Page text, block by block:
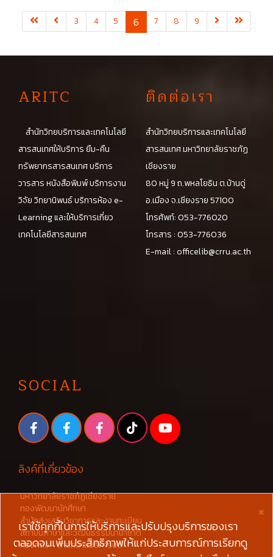
3 4 5 6 (current)
7 8 9
ARITC
สำนักวิทยบริการและเทคโนโลยี
สารสนเทศให้บริการ ยืม-คืน
ทรัพยากรสารสนเทศ บริการ
วารสาร หนังสือพิมพ์ บริการงาน
วิจัย วิทยานิพนธ์ บริการห้อง e-
Learning และให้บริการเกี่ยว
เทคโนโลยีสารสนเทศ
ติดต่อเรา
สำนักวิทยบริการและเทคโนโลยี
สารสนเทศ มหาวิทยาลัยราชภัฏ
เชียงราย
80 หมู่ 9 ถ.พหลโยธิน ต.บ้านดู่
อ.เมือง จ.เชียงราย 57100
โทรศัพท์: 053-776020
โทรสาร : 053-776036
E-mail :officelib@crru.ac.th
SOCIAL
ลิงค์ที่เกี่ยวข้อง
มหาวิทยาลัยราชภัฏเชียงราย
กองพัฒนานักศึกษา
สำนักส่งเสริมวิชาการและงานทะเบียน
สถาบันภาษาและวัฒนธรรมนานาชาติ
กองคลัง - สำนักงานอธิการบดี
×
เราใช้คุกกี้ในการให้บริการและปรับปรุงบริการของเรา
ตลอดจนเพิ่มประสิทธิภาพให้แก่ประสบการณ์การเรียกดู